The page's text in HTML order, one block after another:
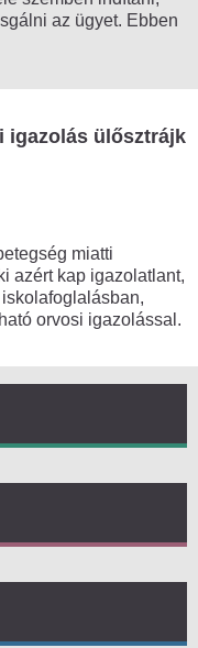
az ügyet. Ebben
igazolás ülősztrájk
miatti
azért kap igazolatlant,
orvosi igazolással.